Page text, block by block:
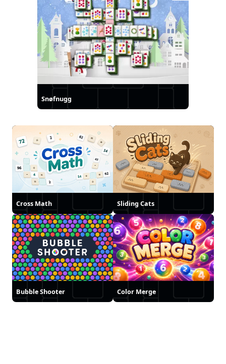
Snøfnugg
Cross Math Sliding Cats
Bubble Shooter Color Merge